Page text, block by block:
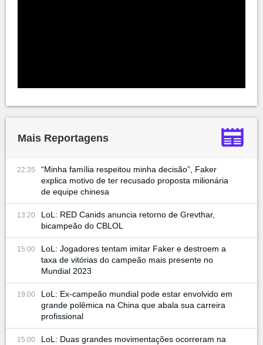
Mais Reportagens
22:35
“Minha família respeitou minha decisão”, Faker
explica motivo de ter recusado proposta milionária
de equipe chinesa
13:20
LoL: RED Canids anuncia retorno de Grevthar,
bicampeão do CBLOL
15:00
LoL: Jogadores tentam imitar Faker e destroem a
taxa de vitórias do campeão mais presente no
Mundial 2023
19:00
LoL: Ex-campeão mundial pode estar envolvido em
grande polêmica na China que abala sua carreira
profissional
15:00
LoL: Duas grandes movimentações ocorreram na